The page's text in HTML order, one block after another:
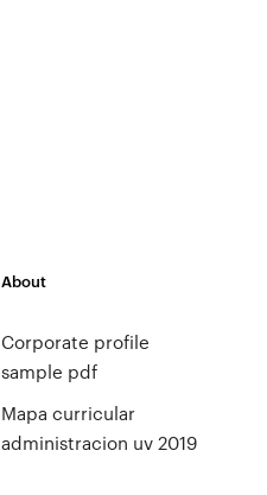
About
Corporate profile
sample pdf
Mapa curricular
administracion uv 2019